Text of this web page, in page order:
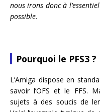
nous irons donc à
possible.
Pourquoi le PFS3 ?
L’Amiga dispose en
savoir l’OFS et le FFS.
sujets à des soucis de